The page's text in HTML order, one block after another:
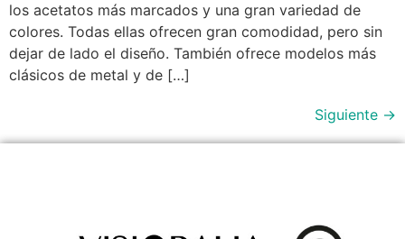
los acetatos más marcados y una gran variedad de
colores. Todas ellas ofrecen gran comodidad, pero sin
dejar de lado el diseño. También ofrece modelos más
clásicos de metal y de […]
Siguiente →